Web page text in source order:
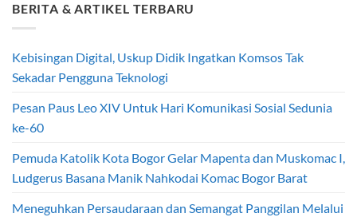
BERITA & ARTIKEL TERBARU
Kebisingan Digital, Uskup Didik Ingatkan Komsos Tak
Sekadar Pengguna Teknologi
Pesan Paus Leo XIV Untuk Hari Komunikasi Sosial Sedunia
ke-60
Pemuda Katolik Kota Bogor Gelar Mapenta dan Muskomac I,
Ludgerus Basana Manik Nahkodai Komac Bogor Barat
Meneguhkan Persaudaraan dan Semangat Panggilan Melalui